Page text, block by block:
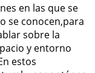
en las que se
se conocen,para
sobre la
y entorno
estos